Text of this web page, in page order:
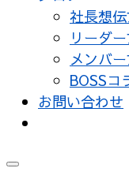
社長想
リーダ
メンバ
BOSSコ
お問い合わせ
メ